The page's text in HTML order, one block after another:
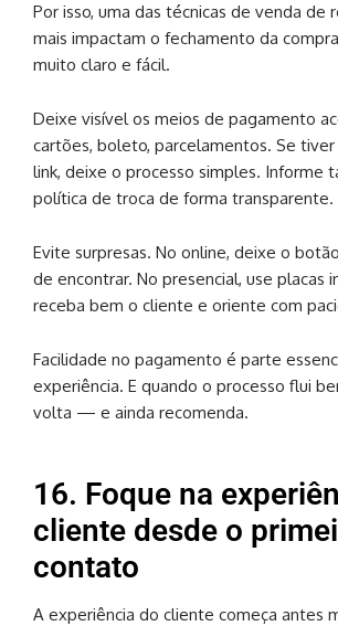
Por isso, uma das técnicas de venda de
mais impactam o fechamento da
muito claro e fácil.
Deixe visível os meios de pagamento
cartões, boleto, parcelamentos. Se
link, deixe o processo simples. Informe
política de troca de forma transparente.
Evite surpresas. No online, deixe o
de encontrar. No presencial, use placas
receba bem o cliente e oriente com
Facilidade no pagamento é parte
experiência. E quando o processo flui
volta — e ainda recomenda.
16. Foque na
cliente desde o
contato
A experiência do cliente começa antes